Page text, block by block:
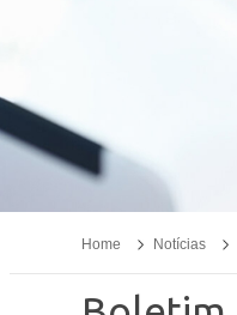
Home Notícias